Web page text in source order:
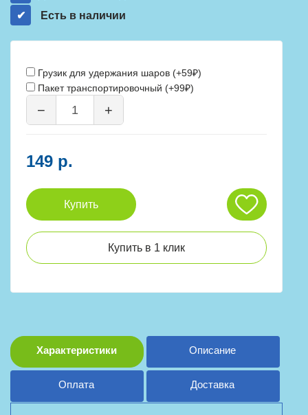
Есть в наличии
Грузик для удержания шаров (+59₽)
Пакет транспортировочный (+99₽)
− +
149 р.
Купить
Купить в 1 клик
Характеристики Описание
Оплата Доставка